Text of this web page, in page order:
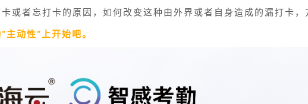
或者忘打卡的原因，如何改变这种由外界或者自身造成的漏打卡，
“主动性”上开始吧。